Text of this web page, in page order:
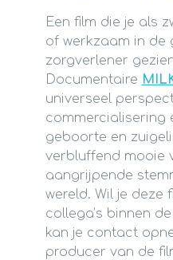
Een film die je als
of werkzaam in de
zorgverlener
Documentaire
universeel
commercialisering
geboorte en
verbluffend mooie
aangrijpende
wereld. Wil je deze
collega’s binnen
kan je contact
producer van de